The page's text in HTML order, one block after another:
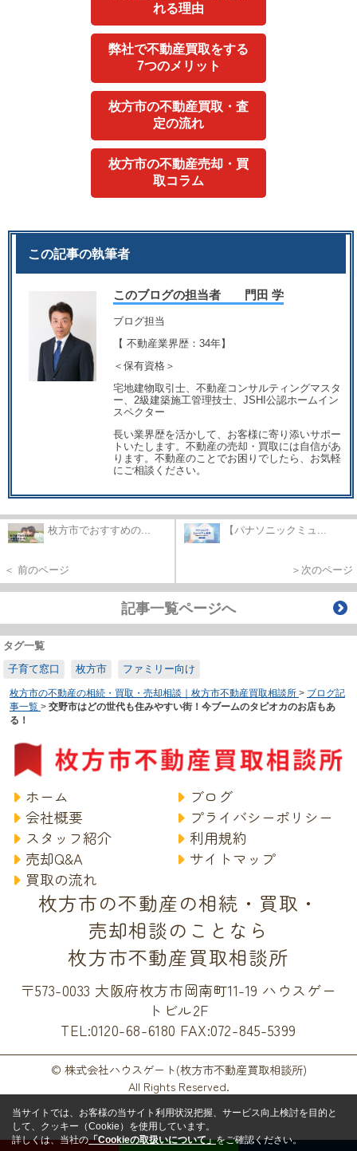
れる理由
弊社で不動産買取をする
7つのメリット
枚方市の不動産買取・査
定の流れ
枚方市の不動産売却・買
取コラム
この記事の執筆者
このブログの担当者 門田 学
ブログ担当
【 不動産業界歴：34年】
＜保有資格＞
宅地建物取引士、不動産コンサルティングマスタ
ー、2級建築施工管理技士、JSHI公認ホームイン
スペクター
長い業界歴を活かして、お客様に寄り添いサポー
トいたします。不動産の売却・買取には自信があ
ります。不動産のことでお困りでしたら、お気軽
にご相談ください。
枚方市でおすすめの...
＜ 前のページ
【パナソニックミュ...
＞次のページ
記事一覧ページへ
タグ一覧
子育て窓口
枚方市 ファミリー向け
枚方市の不動産の相続・買取・売却相談｜枚方市不動産買取相談所 > ブログ記
事一覧 > 交野市はどの世代も住みやすい街！今ブームのタピオカのお店もあ
る！
ホーム
ブログ
会社概要
プライバシーポリシー
スタッフ紹介
利用規約
売却Q&A
サイトマップ
買取の流れ
枚方市の不動産の相続・買取・
売却相談のことなら
枚方市不動産買取相談所
〒573-0033 大阪府枚方市岡南町11-19 ハウスゲー
トビル2F
TEL:0120-68-6180 FAX:072-845-5399
© 株式会社ハウスゲート(枚方市不動産買取相談所)
All Rights Reserved.
当サイトでは、お客様の当サイト利用状況把握、サービス向上検討を目的と
して、クッキー（Cookie）を使用しています。
詳しくは、当社の「Cookieの取扱いについて」をご確認ください。